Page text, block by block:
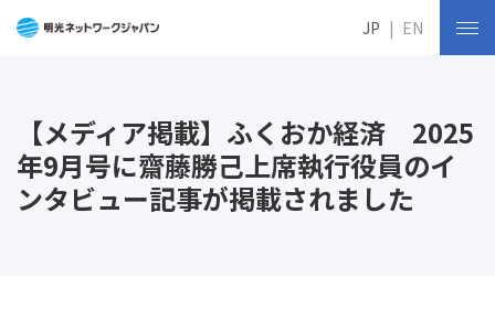
【メディア掲載】ふくおか経済 2025
年9月号に齋藤勝己上席執行役員のイ
ンタビュー記事が掲載されました
JP EN